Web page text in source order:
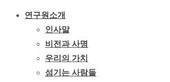
연구원소개
인사말
비전과 사명
우리의 가치
섬기는 사람들